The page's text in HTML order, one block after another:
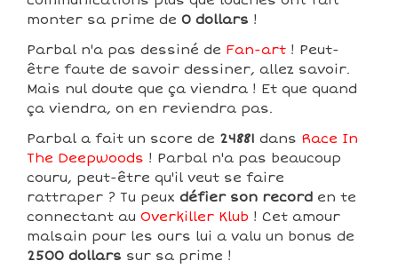
monter sa prime de 0 dollars !
Parbal n'a pas dessiné de Fan-art ! Peut-
être faute de savoir dessiner, allez savoir.
Mais nul doute que ça viendra ! Et que quand
ça viendra, on en reviendra pas.
Parbal a fait un score de 24881 dans Race In
The Deepwoods ! Parbal n'a pas beaucoup
couru, peut-être qu'il veut se faire
rattraper ? Tu peux défier son record en te
connectant au Overkiller Klub ! Cet amour
malsain pour les ours lui a valu un bonus de
2500 dollars sur sa prime !